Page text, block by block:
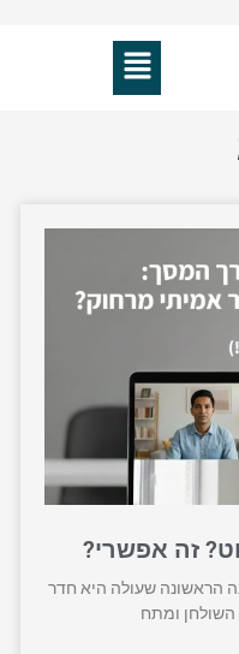
תפריט
זה אפשרי?
הראשונה שעולה היא חדר
השולחן ומתח